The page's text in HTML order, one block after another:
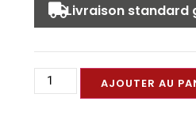
Livraison standard
AJOUTER AU